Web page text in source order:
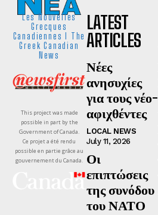
Les Nouvelles
Grecques
Canadiennes I The
Greek Canadian
News
This project was made
possible in part by the
Government of Canada.
Ce projet a été rendu
possible en partie grâce au
gouvernement du Canada.
LATEST
ARTICLES
Νέες
ανησυχίες
για τους νέο-
αφιχθέντες
LOCAL NEWS
July 11, 2026
Οι
επιπτώσεις
της συνόδου
του ΝΑΤΟ